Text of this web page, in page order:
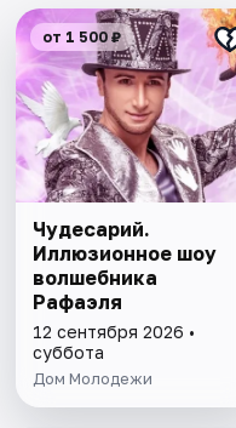
от 1 500 ₽
Чудесарий.
Иллюзионное шоу
волшебника
Рафаэля
12 сентября 2026 •
суббота
Дом Молодежи